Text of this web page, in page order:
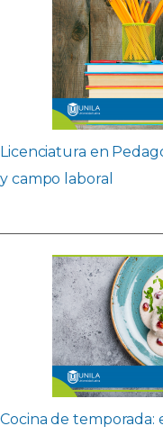
Licenciatura en
y campo laboral
Cocina de temporada: